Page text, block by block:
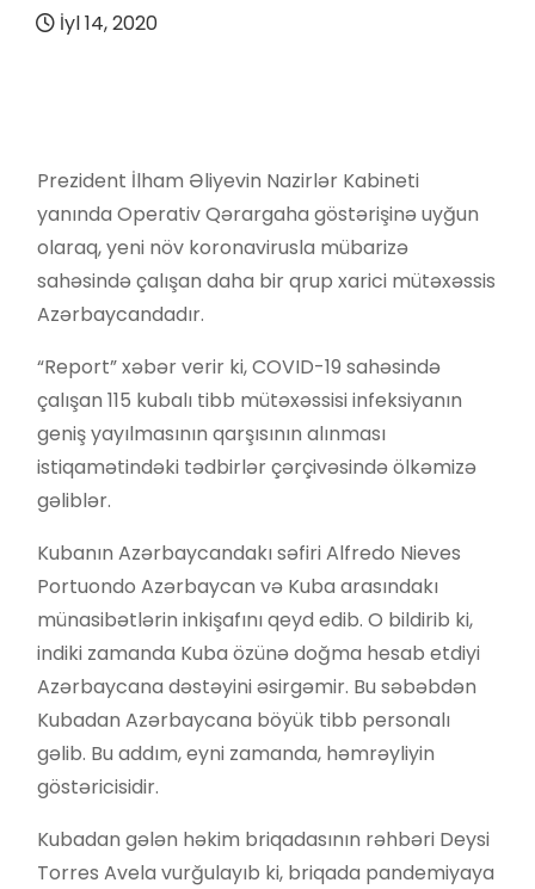
İyl 14, 2020
Prezident İlham Əliyevin Nazirlər Kabineti
yanında Operativ Qərargaha göstərişinə uyğun
olaraq, yeni növ koronavirusla mübarizə
sahəsində çalışan daha bir qrup xarici mütəxəssis
Azərbaycandadır.
“Report” xəbər verir ki, COVID-19 sahəsində
çalışan 115 kubalı tibb mütəxəssisi infeksiyanın
geniş yayılmasının qarşısının alınması
istiqamətindəki tədbirlər çərçivəsində ölkəmizə
gəliblər.
Kubanın Azərbaycandakı səfiri Alfredo Nieves
Portuondo Azərbaycan və Kuba arasındakı
münasibətlərin inkişafını qeyd edib. O bildirib ki,
indiki zamanda Kuba özünə doğma hesab etdiyi
Azərbaycana dəstəyini əsirgəmir. Bu səbəbdən
Kubadan Azərbaycana böyük tibb personalı
gəlib. Bu addım, eyni zamanda, həmrəyliyin
göstəricisidir.
Kubadan gələn həkim briqadasının rəhbəri Deysi
Torres Avela vurğulayıb ki, briqada pandemiyaya